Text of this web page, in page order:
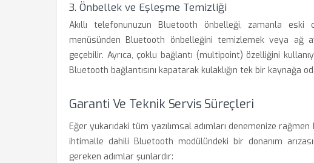
3. Önbellek ve Eşleşme Temizliği
Akıllı telefonunuzun Bluetooth önbelleği, zamanla
menüsünden Bluetooth önbelleğini temizlemek veya ağ
geçebilir. Ayrıca, çoklu bağlantı (multipoint) özelliğini
Bluetooth bağlantısını kapatarak kulaklığın tek bir kaynağa
Garanti Ve Teknik Servis Süreçleri
Eğer yukarıdaki tüm yazılımsal adımları denemenize
ihtimalle dahili Bluetooth modülündeki bir donanım
gereken adımlar şunlardır: